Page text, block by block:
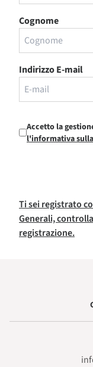
Cognome
Indirizzo E-mail
Accetto la
l'informativa
Ti sei registrato
Generali,
registrazione.